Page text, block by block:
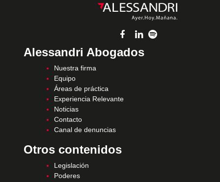
Alessandri Abogados
Nuestra firma
Equipo
Áreas de práctica
Experiencia Relevante
Noticias
Contacto
Canal de denuncias
Otros contenidos
Legislación
Poderes